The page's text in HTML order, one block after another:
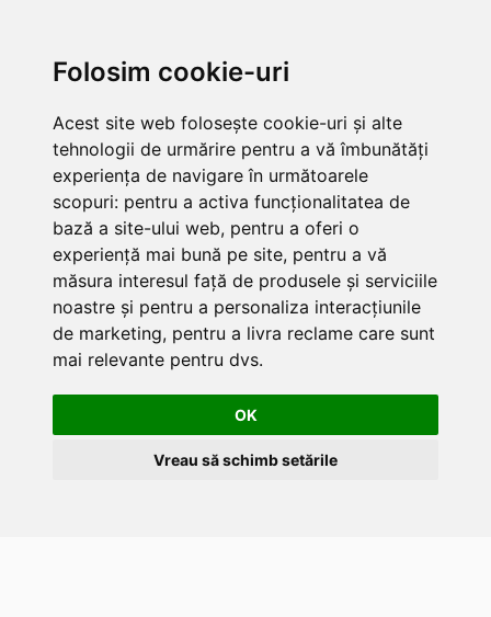
Folosim cookie-uri
Acest site web folosește cookie-uri și alte
tehnologii de urmărire pentru a vă îmbunătăți
experiența de navigare în următoarele
scopuri: pentru a activa funcționalitatea de
bază a site-ului web, pentru a oferi o
experiență mai bună pe site, pentru a vă
măsura interesul față de produsele și serviciile
noastre și pentru a personaliza interacțiunile
de marketing, pentru a livra reclame care sunt
mai relevante pentru dvs.
OK
Vreau să schimb setările